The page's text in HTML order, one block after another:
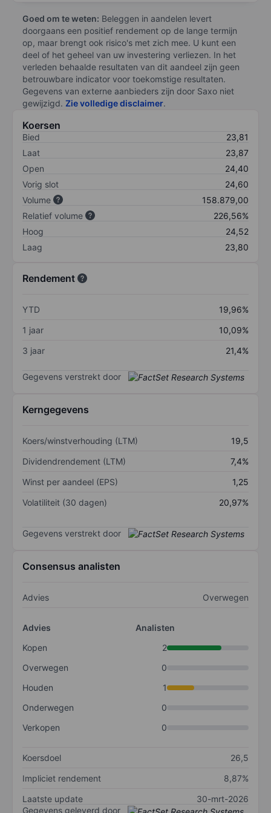
Goed om te weten: Beleggen in aandelen levert
doorgaans een positief rendement op de lange termijn
op, maar brengt ook risico's met zich mee. U kunt een
deel of het geheel van uw investering verliezen. In het
verleden behaalde resultaten van dit aandeel zijn geen
betrouwbare indicator voor toekomstige resultaten.
Gegevens van externe aanbieders zijn door Saxo niet
gewijzigd. Zie volledige disclaimer.
Koersen
Bied
23,81
Laat
23,87
Open
24,40
Vorig slot
24,60
Volume
158.879,00
Relatief volume
226,56%
Hoog
24,52
Laag
23,80
Rendement
YTD
19,96%
1 jaar
10,09%
3 jaar
21,4%
Gegevens verstrekt door
Kerngegevens
Koers/winstverhouding (LTM)
19,5
Dividendrendement (LTM)
7,4%
Winst per aandeel (EPS)
1,25
Volatiliteit (30 dagen)
20,97%
Gegevens verstrekt door
Consensus analisten
Advies Overwegen
Advies
Analisten
Kopen
2
Overwegen
0
Houden
1
Onderwegen
0
Verkopen
0
Koersdoel
26,5
Impliciet rendement
8,87%
Laatste update
30-mrt-2026
Gegevens geleverd door